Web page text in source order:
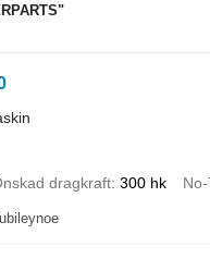
dragkraft 300 hk